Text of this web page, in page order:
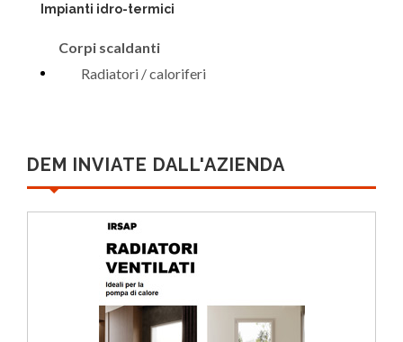
Impianti idro-termici
Corpi scaldanti
Radiatori / caloriferi
DEM INVIATE DALL'AZIENDA